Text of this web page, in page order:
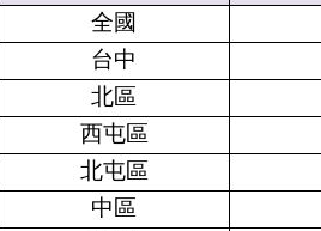
全國
台中
北區
西屯區
北屯區
中區